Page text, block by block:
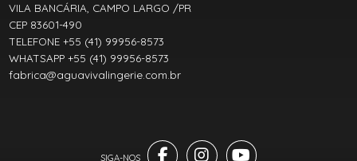
VILA BANCÁRIA, CAMPO LARGO /PR
CEP 83601-490
TELEFONE +55 (41) 99956-8573
WHATSAPP +55 (41) 99956-8573
fabrica@aguavivalingerie.com.br